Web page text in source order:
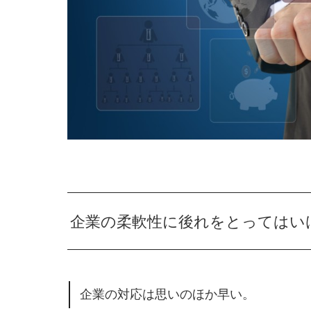
企業の柔軟性に後れをとってはい
企業の対応は思いのほか早い。